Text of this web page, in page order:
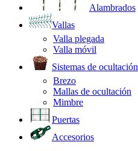
Alambrados
Vallas
Valla plegada
Valla móvil
Sistemas de ocultación
Brezo
Mallas de ocultación
Mimbre
Puertas
Accesorios